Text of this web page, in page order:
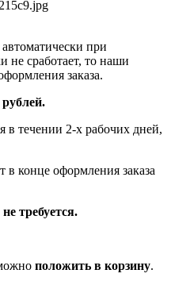
при
не сработает, то наши
заказа.
рублей.
в течении 2-х рабочих дней,
в конце оформления заказа
требуется.
положить в корзину.